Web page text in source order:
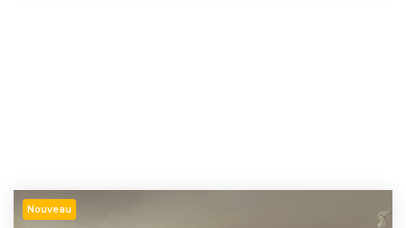
Nouveau